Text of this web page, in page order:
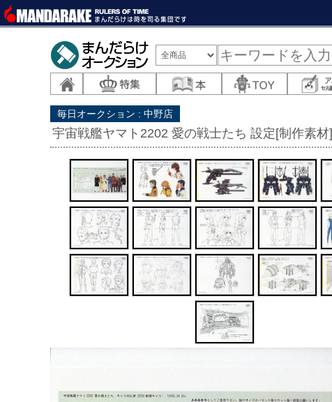
毎日オークション : 中野店
宇宙戦艦ヤマト2202 愛の戦士たち 設定[制作素材]